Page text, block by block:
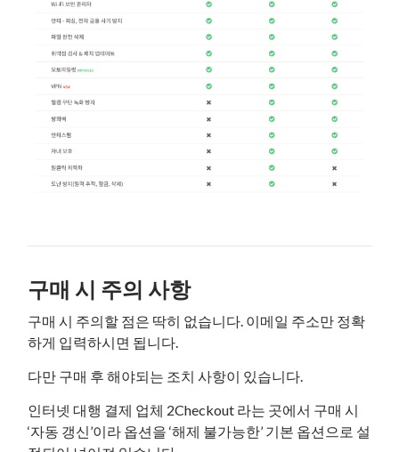
구매 시 주의 사항
구매 시 주의할 점은 딱히 없습니다. 이메일 주소만 정확
하게 입력하시면 됩니다.
다만 구매 후 해야되는 조치 사항이 있습니다.
인터넷 대행 결제 업체 2Checkout 라는 곳에서 구매 시
‘자동 갱신’이라 옵션을 ‘해제 불가능한’ 기본 옵션으로 설